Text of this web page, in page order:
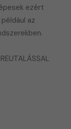
ezért
az